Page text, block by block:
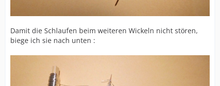
Damit die Schlaufen beim weiteren Wickeln nicht stören,
biege ich sie nach unten :